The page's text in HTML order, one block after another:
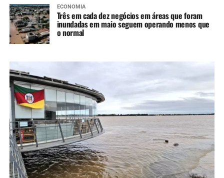
ECONOMIA
Três em cada dez negócios em áreas que foram
inundadas em maio seguem operando menos que
o normal